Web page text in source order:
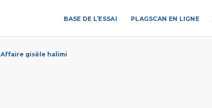
BASE DE L’ESSAI PLAGSCAN EN LIGNE
Affaire gisèle halimi